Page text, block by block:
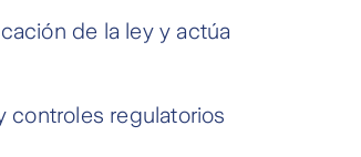
de la ley y actúa
controles regulatorios